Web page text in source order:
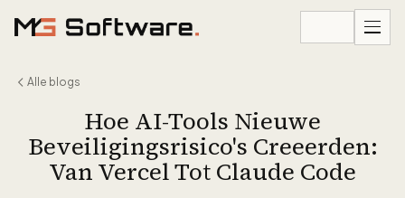
Alle blogs
Hoe AI-Tools Nieuwe
Beveiligingsrisico's Creeerden:
Van Vercel Tot Claude Code